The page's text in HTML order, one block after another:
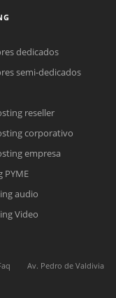
con el enlace a
Complete el formulario
dedicados
semi-dedicados
reseller
corporativo
empresa
PYME
audio
Video
Av. Pedro de Valdivia